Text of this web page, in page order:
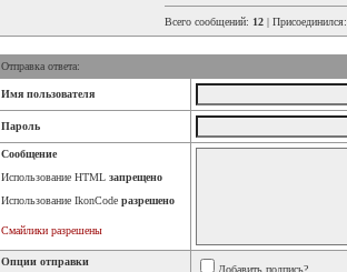
Всего сообщений: 12 | Присоединился:
Отправка ответа:
Имя пользователя
Пароль
Сообщение
Использование HTML запрещено
Использование IkonCode разрешено
Смайлики разрешены
Опции отправки
Добавить подпись?